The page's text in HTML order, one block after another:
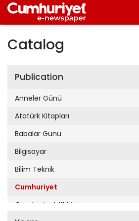
Catalog
Publication
Anneler Günü
Atatürk Kitapları
Babalar Günü
Bilgisayar
Bilim Teknik
Cumhuriyet
Cumhuriyet 19 Mayıs